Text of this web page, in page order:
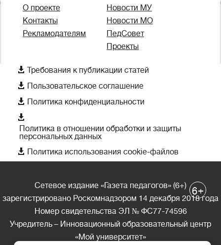
О проекте
Контакты
Рекламодателям
Новости МУ
Новости МО
ПедСовет
Проекты
 Требования к публикации статей
 Пользовательское соглашение
 Политика конфиденциальности

Политика в отношении обработки и защиты
персональных данных
 Политика использования cookie-файлов
Сетевое издание «Газета педагогов» (6+)
зарегистрировано Роскомнадзором 14 декабря 2018 года
Номер свидетельства ЭЛ № ФС77-74596
Учредитель – Инновационный образовательный центр
«Мой университет»
6+